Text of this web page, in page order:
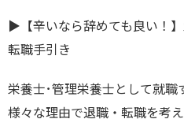
▶︎【辛いなら辞めても良い！
転職手引き
栄養士･管理栄養士として就職
様々な理由で退職・転職を考